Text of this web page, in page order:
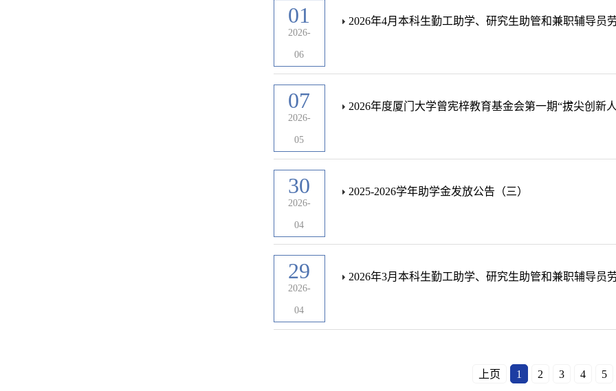
01
2026-
06
2026年4月本科生勤工助学、研究生助管和兼职辅导员
07
2026-
05
2026年度厦门大学曾宪梓教育基金会第一期“拔尖创新
30
2026-
04
2025-2026学年助学金发放公告（三）
29
2026-
04
2026年3月本科生勤工助学、研究生助管和兼职辅导员
上页 1 2 3 4 5